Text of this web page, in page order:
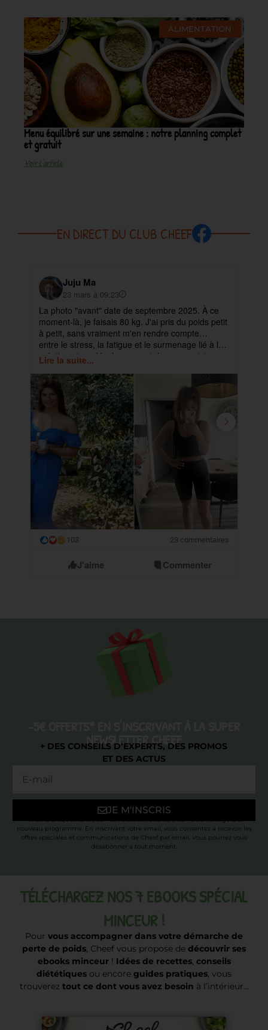
ALIMENTATION
Menu équilibré sur une semaine : notre planning complet
et gratuit
Voir L'article
EN DIRECT DU CLUB CHEEF
Juju Ma
23 mars à 09:23
La photo "avant" date de septembre 2025. À ce
moment-là, je faisais 80 kg. J'ai pris du poids petit
à petit, sans vraiment m'en rendre compte…
entre le stress, la fatigue et le surmenage lié à la
création et au développement de mes projets.
Lire la suite...
😮 103 23 commentaires
J'aime Commenter
NEWSLETTER CHEEF
+ DES CONSEILS D’EXPERTS, DES PROMOS
ET DES ACTUS
JE M'INSCRIS
* Valable uniquement pour les nouveaux clients, pour le démarrage d’un
nouveau programme. En inscrivant votre email, vous consentez à recevoir les
offres spéciales et communications de Cheef par email. Vous pourrez vous
désabonner à tout moment.
TÉLÉCHARGEZ NOS 7 EBOOKS SPÉCIAL
MINCEUR !
Pour vous accompagner dans votre démarche de
perte de poids, Cheef vous propose de découvrir ses
ebooks minceur! Idées de recettes, conseils
diététiques ou encore guides pratiques, vous
trouverez tout ce dont vous avez besoin à l’intérieur…